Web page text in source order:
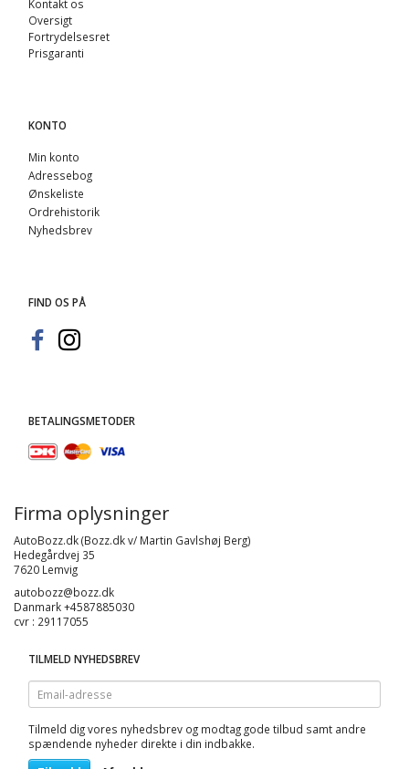
Kontakt os
Oversigt
Fortrydelsesret
Prisgaranti
KONTO
Min konto
Adressebog
Ønskeliste
Ordrehistorik
Nyhedsbrev
FIND OS PÅ
BETALINGSMETODER
Firma oplysninger
AutoBozz.dk (Bozz.dk v/ Martin Gavlshøj Berg)
Hedegårdvej 35
7620 Lemvig
autobozz@bozz.dk
Danmark +4587885030
cvr : 29117055
TILMELD NYHEDSBREV
Email-
adresse
Tilmeld dig vores nyhedsbrev og modtag gode tilbud samt andre
spændende nyheder direkte i din indbakke.